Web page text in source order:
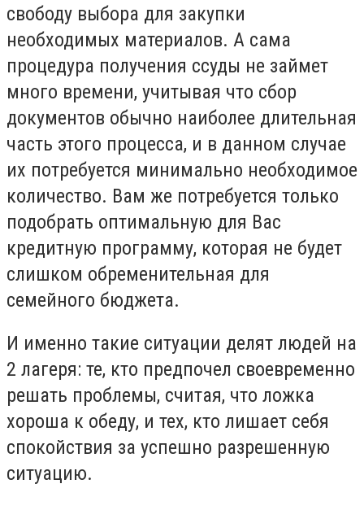
свободу выбора для закупки
необходимых материалов. А сама
процедура получения ссуды не займет
много времени, учитывая что сбор
документов обычно наиболее длительная
часть этого процесса, и в данном случае
их потребуется минимально необходимое
количество. Вам же потребуется только
подобрать оптимальную для Вас
кредитную программу, которая не будет
слишком обременительная для
семейного бюджета.
И именно такие ситуации делят людей на
2 лагеря: те, кто предпочел своевременно
решать проблемы, считая, что ложка
хороша к обеду, и тех, кто лишает себя
спокойствия за успешно разрешенную
ситуацию.